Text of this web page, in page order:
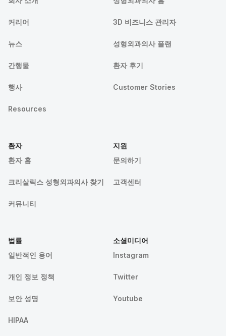
커리어
뉴스
간행물
행사
Resources
3D 비즈니스 관리자
성형외과의사 플랜
환자 후기
Customer Stories
환자
환자 홈
크리살릭스 성형외과의사 찾기
커뮤니티
지원
문의하기
고객센터
법률
일반적인 용어
개인 정보 정책
보안 성명
HIPAA
소셜미디어
Instagram
Twitter
Youtube